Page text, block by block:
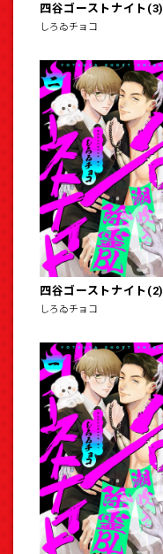
四谷ゴーストナイト(3)
しろゐチョコ
四谷ゴーストナイト(2)
しろゐチョコ